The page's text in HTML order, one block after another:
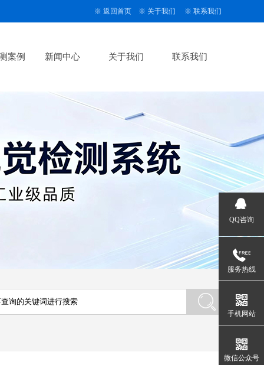
※ 返回首页 ※ 关于我们 ※ 联系我们
案例 新闻中心 关于我们 联系我们
QQ咨询
服务热线
手机网站
微信公众号